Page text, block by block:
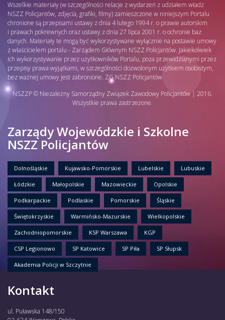
Wszelkie materiały (w szczególności relacje z wydarzeń z udziałem władz
NSZZ Policjantów, zdjęcia, grafiki, filmy) zamieszczone w niniejszym Portalu
chronione są przepisami ustawy z dnia 4 lutego 1994 r. o prawie autorskim
i prawach pokrewnych oraz ustawy z dnia 27 lipca 2001 r. o ochronie baz
danych. Materiały te mogą być wykorzystywane wyłącznie na postawie umowy
z właścicielem portalu - Zarządem Głównym NSZZ Policjantów. Jakiekolwiek
ich wykorzystywanie przez użytkowników Portalu, poza przewidzianymi przez
przepisy prawa wyjątkami, w szczególności dozwolonym użytkiem osobistym,
bez ważnej umowy jest zabronione. ZG NSZZ Policjantów
NSZZP © Niezależny Samorządny Związek Zawodowy Policjantów | 2016.
Wszystkie prawa zastrzeżone.
Zarządy Wojewódzkie i Szkolne
NSZZ Policjantów
Dolnośląskie Kujawsko-Pomorskie Lubelskie Lubuskie
Łódzkie Małopolskie Mazowieckie Opolskie
Podkarpackie Podlaskie Pomorskie Śląskie
Świętokrzyskie Warmińsko-Mazurskie Wielkopolskie
Zachodniopomorskie KSP Warszawa KGP
CSP Legionowo SP Katowice SP Piła SP Słupsk
Akademia Policji w Szczytnie
Kontakt
ul. Puławska 148/150